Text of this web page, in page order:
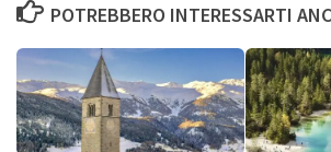
POTREBBERO INTERESSARTI